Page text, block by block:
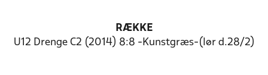
RÆKKE
U12 Drenge C2 (2014) 8:8 -Kunstgræs-(lør d.28/2)